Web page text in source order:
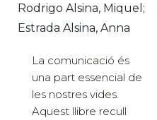
Rodrigo Alsina, Miquel;
Estrada Alsina, Anna
La comunicació és
una part essencial de
les nostres vides.
Aquest llibre recull